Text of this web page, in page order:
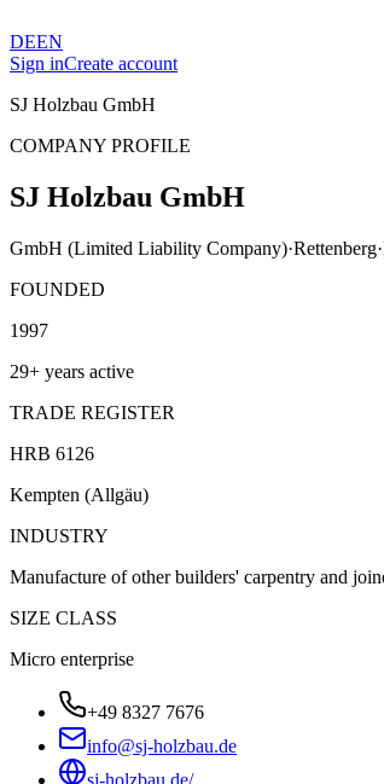
DEEN
Sign inCreate account
SJ Holzbau GmbH
COMPANY PROFILE
SJ Holzbau GmbH
GmbH (Limited Liability Company)·Rettenberg·
FOUNDED
1997
29+ years active
TRADE REGISTER
HRB 6126
Kempten (Allgäu)
INDUSTRY
Manufacture of other builders' carpentry and
SIZE CLASS
Micro enterprise
+49 8327 7676
info@sj-holzbau.de
sj-holzbau.de/